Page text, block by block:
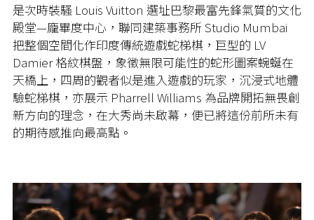
是次時裝騷 Louis Vuitton 選址巴黎最富先鋒氣質的文化
殿堂—龐畢度中心，聯同建築事務所 Studio Mumbai
把整個空間化作印度傳統遊戲蛇梯棋，巨型的 LV
Damier 格紋棋盤，象徵無限可能性的蛇形圖案蜿蜒在
天橋上，四周的觀者似是進入遊戲的玩家，沉浸式地體
驗蛇梯棋，亦展示 Pharrell Williams 為品牌開拓無畏創
新方向的理念，在大秀尚未啟幕，便已將這份前所未有
的期待感推向最高點。